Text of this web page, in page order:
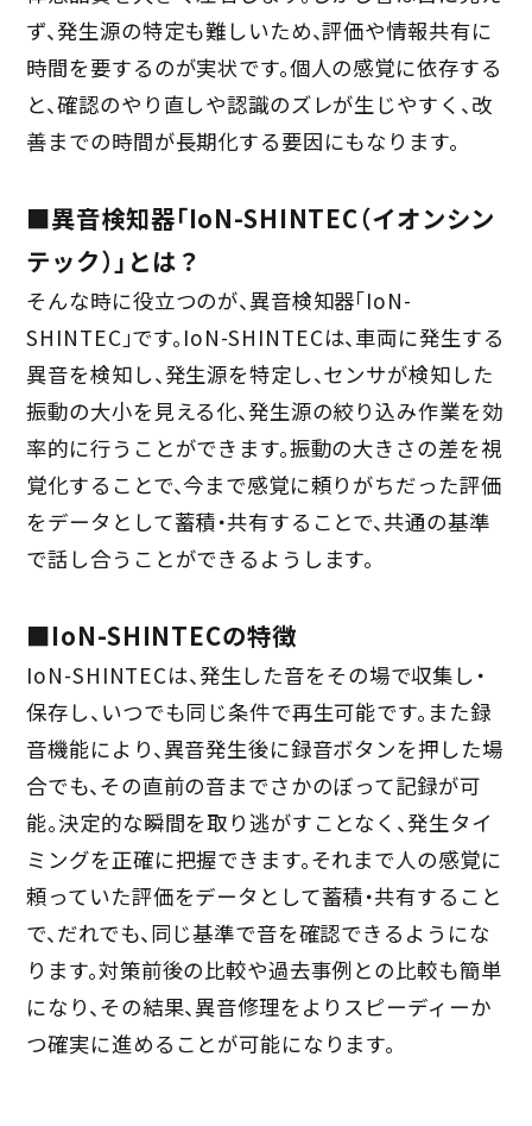
ず、発生源の特定も難しいため、評価や情報共有に
時間を要するのが実状です。個人の感覚に依存する
と、確認のやり直しや認識のズレが生じやすく、改
善までの時間が長期化する要因にもなります。
■異音検知器「IoN-SHINTEC（イオンシン
テック）」とは？
そんな時に役立つのが、異音検知器「IoN-
SHINTEC」です。IoN-SHINTECは、車両に発生する
異音を検知し、発生源を特定し、センサが検知した
振動の大小を見える化、発生源の絞り込み作業を効
率的に行うことができます。振動の大きさの差を視
覚化することで、今まで感覚に頼りがちだった評価
をデータとして蓄積・共有することで、共通の基準
で話し合うことができるようします。
■IoN-SHINTECの特徴
IoN-SHINTECは、発生した音をその場で収集し・
保存し、いつでも同じ条件で再生可能です。また録
音機能により、異音発生後に録音ボタンを押した場
合でも、その直前の音までさかのぼって記録が可
能。決定的な瞬間を取り逃がすことなく、発生タイ
ミングを正確に把握できます。それまで人の感覚に
頼っていた評価をデータとして蓄積・共有すること
で、だれでも、同じ基準で音を確認できるようにな
ります。対策前後の比較や過去事例との比較も簡単
になり、その結果、異音修理をよりスピーディーか
つ確実に進めることが可能になります。